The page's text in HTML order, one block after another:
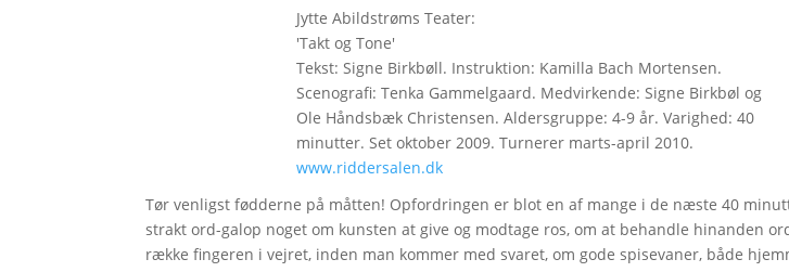
Jytte Abildstrøms Teater:
'Takt og Tone'
Tekst: Signe Birkbøll. Instruktion: Kamilla Bach Mortensen.
Scenografi: Tenka Gammelgaard. Medvirkende: Signe Birkbøl og
Ole Håndsbæk Christensen. Aldersgruppe: 4-9 år. Varighed: 40
minutter. Set oktober 2009. Turnerer marts-april 2010.
www.riddersalen.dk
Tør venligst fødderne på måtten! Opfordringen er blot en af mange i de næste 40
strakt ord-galop noget om kunsten at give og modtage ros, om at behandle hinanden
række fingeren i vejret, inden man kommer med svaret, om gode spisevaner, både